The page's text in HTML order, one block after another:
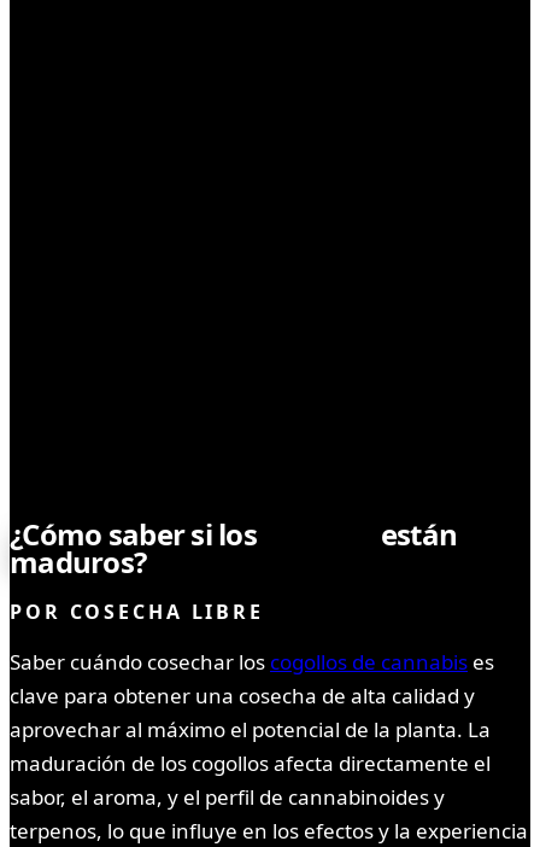
¿Cómo saber si los están
maduros?
POR COSECHA LIBRE
Saber cuándo cosechar los cogollos de cannabis es
clave para obtener una cosecha de alta calidad y
aprovechar al máximo el potencial de la planta. La
maduración de los cogollos afecta directamente el
sabor, el aroma, y el perfil de cannabinoides y
terpenos, lo que influye en los efectos y la experiencia